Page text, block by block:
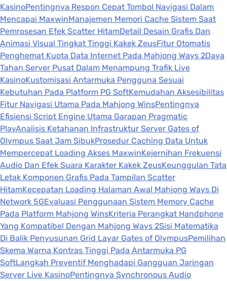
KasinoPentingnya Respon Cepat Tombol Navigasi Dalam
Mencapai MaxwinManajemen Memori Cache Sistem Saat
Pemrosesan Efek Scatter HitamDetail Desain Grafis Dan
Animasi Visual Tingkat Tinggi Kakek ZeusFitur Otomatis
Penghemat Kuota Data Internet Pada Mahjong Ways 2Daya
Tahan Server Pusat Dalam Menampung Trafik Live
KasinoKustomisasi Antarmuka Pengguna Sesuai
Kebutuhan Pada Platform PG SoftKemudahan Aksesibilitas
Fitur Navigasi Utama Pada Mahjong WinsPentingnya
Efisiensi Script Engine Utama Garapan Pragmatic
PlayAnalisis Ketahanan Infrastruktur Server Gates of
Olympus Saat Jam SibukProsedur Caching Data Untuk
Mempercepat Loading Akses MaxwinKejernihan Frekuensi
Audio Dan Efek Suara Karakter Kakek ZeusKeunggulan Tata
Letak Komponen Grafis Pada Tampilan Scatter
HitamKecepatan Loading Halaman Awal Mahjong Ways Di
Network 5GEvaluasi Penggunaan Sistem Memory Cache
Pada Platform Mahjong WinsKriteria Perangkat Handphone
Yang Kompatibel Dengan Mahjong Ways 2Sisi Matematika
Di Balik Penyusunan Grid Layar Gates of OlympusPemilihan
Skema Warna Kontras Tinggi Pada Antarmuka PG
SoftLangkah Preventif Menghadapi Gangguan Jaringan
Server Live KasinoPentingnya Synchronous Audio